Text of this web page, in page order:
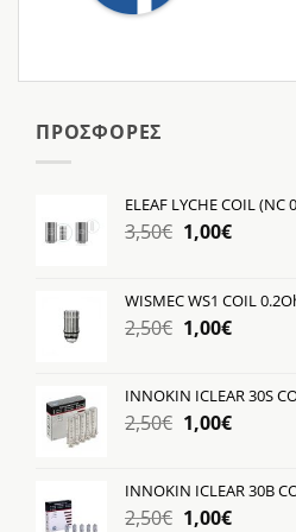
ΠΡΟΣΦΟΡΕΣ
ELEAF LYCHE COIL (NC
3,50€ Original
3,50€.
1,00€Η
είναι:
1,00€.
WISMEC WS1 COIL
2,50€ Original
2,50€.
1,00€Η
είναι:
1,00€.
INNOKIN ICLEAR 30S
2,50€ Original
2,50€.
1,00€Η
είναι:
1,00€.
INNOKIN ICLEAR 30B
2,50€ Original
1,00€Η